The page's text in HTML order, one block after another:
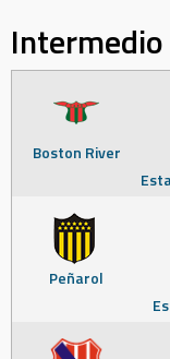
Boston River
Peñarol